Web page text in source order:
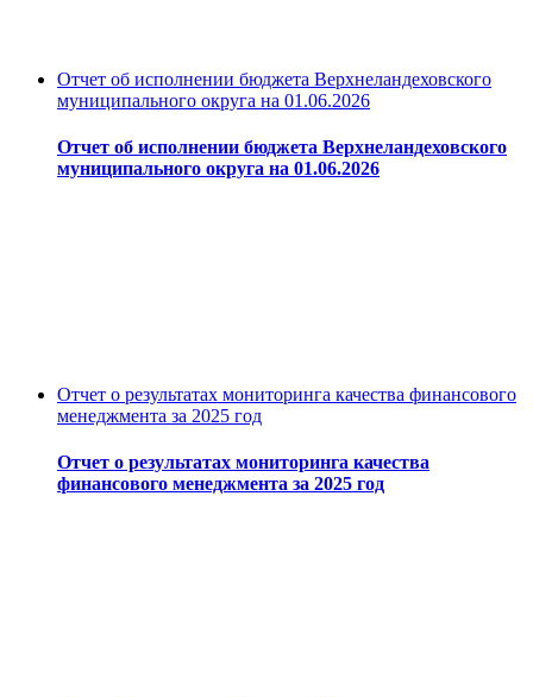
Отчет об исполнении бюджета Верхнеландеховского
муниципального округа на 01.06.2026
Отчет об исполнении бюджета Верхнеландеховского
муниципального округа на 01.06.2026
Отчет о результатах мониторинга качества финансового
менеджмента за 2025 год
Отчет о результатах мониторинга качества
финансового менеджмента за 2025 год